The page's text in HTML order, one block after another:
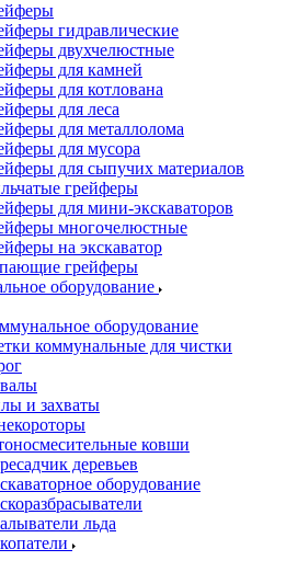
гидравлические
двухчелюстные
для камней
для котлована
для леса
для металлолома
для мусора
для сыпучих материалов
грейферы
для мини-экскаваторов
многочелюстные
на экскаватор
грейферы
оборудование
оборудование
коммунальные для чистки
и захваты
ковши
деревьев
оборудование
льда